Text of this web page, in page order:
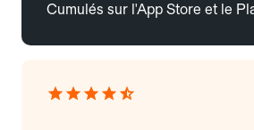
Cumulés sur l'App Store et le